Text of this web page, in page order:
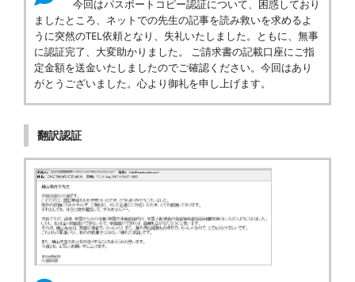
今回はパスポートコピー認証について、困惑しており
ましたところ、ネットでの先生の記事を読み救いを求めるよ
うに突然のTEL依頼となり、失礼いたしました。ともに、無事
に認証完了、大変助かりました。 ご請求書の記載口座にご指
定金額を送金いたしましたのでご確認ください。今回はあり
がとうございました。心より御礼を申し上げます。
翻訳認証